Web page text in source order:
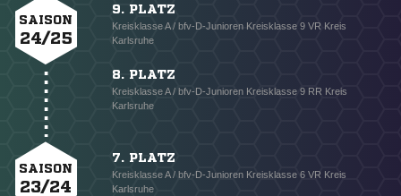
SAISON
24/25
9. PLATZ
Kreisklasse A / bfv-D-Junioren Kreisklasse 9 VR Kreis
Karlsruhe
8. PLATZ
Kreisklasse A / bfv-D-Junioren Kreisklasse 9 RR Kreis
Karlsruhe
SAISON
23/24
7. PLATZ
Kreisklasse A / bfv-D-Junioren Kreisklasse 6 VR Kreis
Karlsruhe